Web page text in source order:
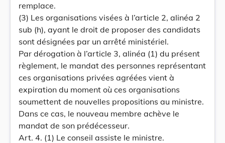
remplace.
(3) Les organisations visées à l’article 2, alinéa 2
sub (h), ayant le droit de proposer des candidats
sont désignées par un arrêté ministériel.
Par dérogation à l’article 3, alinéa (1) du présent
règlement, le mandat des personnes représentant
ces organisations privées agréées vient à
expiration du moment où ces organisations
soumettent de nouvelles propositions au ministre.
Dans ce cas, le nouveau membre achève le
mandat de son prédécesseur.
Art. 4. (1) Le conseil assiste le ministre.